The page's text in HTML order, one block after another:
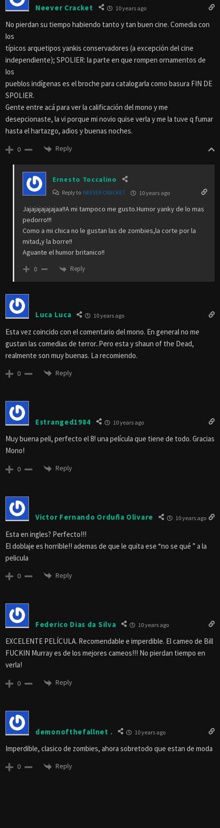
Neever Cracket 10 years ago
No pierdan su tiempo habiendo tanto y tan buen cine. Comedia con
los
típicos arquetipos yankis conservadores (a excepción del cine
independiente); SPOLIER: la parte en que rompen ornamentos de
los
pueblos indígenas es el broche para catalogarla como basura FIN DE
SPOLIER.
Gente entre acá para ver la calificación del mono y me
desepcionaste, la vi porque mi novio quise verla y me la tuve q fumar
hasta el hartazgo, adios y buenas noches.
0 Reply
Ernesto Toccalino
Reply to NEEVER CRACKET 10 years ago
Jajajajajajajaa!!A mi tampoco me gusto.Humor yanky de lo mas
pedorro!!!
Como a mi chica no le gustan las de zombies,la corte por la
mitad,y la borre!!
Aguante el humor britanico!!
0 Reply
Luca Luca 10 years ago
Esta vez coincido con el comentario del mono. En general no me
gustan las comedias de terror..Pero esta y shaun of the Dead,
realmente son muy buenas. La recomiendo.
0 Reply
Estranged1984 10 years ago
Muy buena peli, perfecto el 8! una película que tiene de todo. Gracias
Mono!
0 Reply
Victor Fernando Orduña Olivare 10 years ago
Esta en ingles? Perfecto!!!
El doblaje es horrible!! ademas de que le quita ese “no se qué ” a la
pelicula
0 Reply
Federico Dias da Silva 10 years ago
EXCELENTE PELÍCULA. Recomendable e imperdible. El cameo de Bill
FUCKIN Murray es de los mejores cameos!!! No pierdan tiempo en
verla!
0 Reply
demonofthefallnet . 10 years ago
Imperdible, clasico de zombies, ahora sobretodo que estan de moda
0 Reply